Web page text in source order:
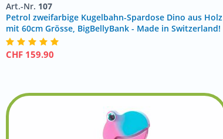
Art.-Nr. 107
Petrol zweifarbige Kugelbahn-Spardose Dino aus Holz
mit 60cm Grösse, BigBellyBank - Made in Switzerland!
CHF 159.90